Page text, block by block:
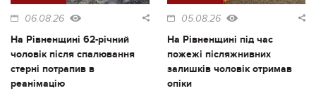
06.08.26
На Рівненщині 62-річний
чоловік після спалювання
стерні потрапив в
реанімацію
05.08.26
На Рівненщині під час
пожежі післяжнивних
залишків чоловік отримав
опіки